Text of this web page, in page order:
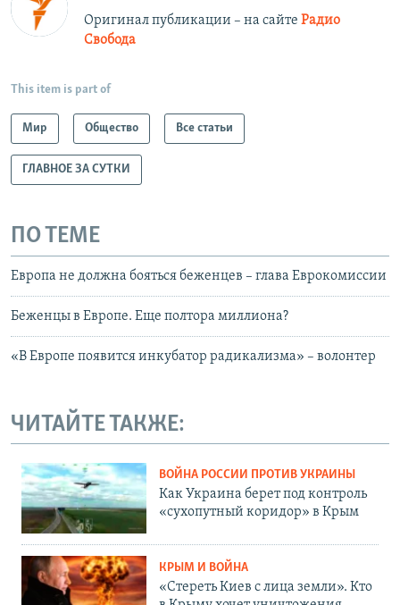
Оригинал публикации – на сайте Радио
Свобода
This item is part of
Мир Общество Все статьи
ГЛАВНОЕ ЗА СУТКИ
ПО ТЕМЕ
Европа не должна бояться беженцев – глава Еврокомиссии
Беженцы в Европе. Еще полтора миллиона?
«В Европе появится инкубатор радикализма» – волонтер
ЧИТАЙТЕ ТАКЖЕ:
ВОЙНА РОССИИ ПРОТИВ УКРАИНЫ
Как Украина берет под контроль
«сухопутный коридор» в Крым
КРЫМ И ВОЙНА
«Стереть Киев с лица земли». Кто